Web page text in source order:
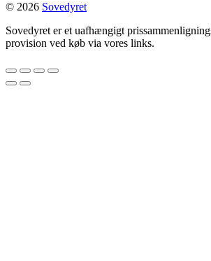
© 2026 Sovedyret
Sovedyret er et uafhængigt
provision ved køb via vores links.